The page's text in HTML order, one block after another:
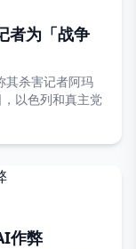
者为「战争
其杀害记者阿玛
，以色列和真主党
作弊